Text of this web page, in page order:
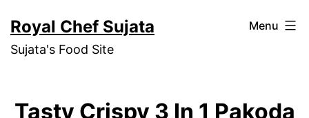
to
content
Royal Chef Sujata
Sujata's Food Site
Menu
Tasty Crispy 3 In 1 Pakoda